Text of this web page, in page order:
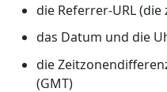
die Referrer-URL
das Datum und die
die
(GMT)